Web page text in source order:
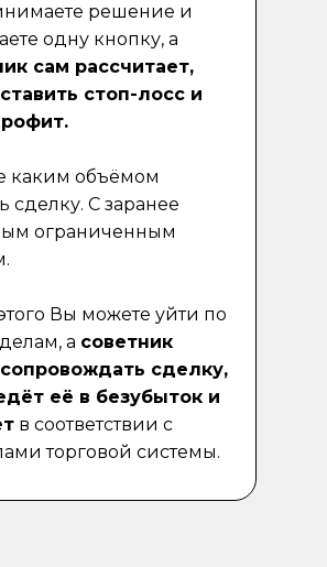
решение и
одну кнопку, а
сам рассчитает,
стоп-лосс и
каким объёмом
сделку. С заранее
ограниченным
Вы можете уйти по
а советник
сделку,
её в безубыток и
в соответствии с
торговой системы.